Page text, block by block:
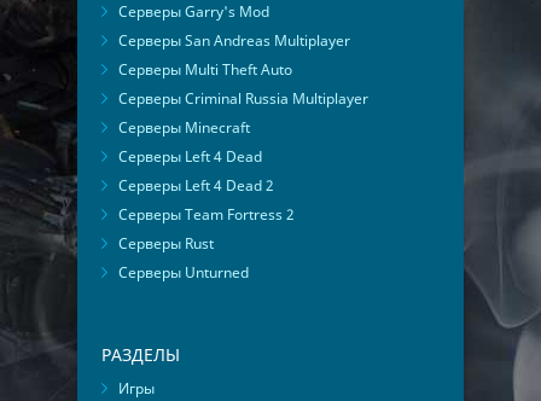
Серверы Garry's Mod
Серверы San Andreas Multiplayer
Серверы Multi Theft Auto
Серверы Criminal Russia Multiplayer
Серверы Minecraft
Серверы Left 4 Dead
Серверы Left 4 Dead 2
Серверы Team Fortress 2
Серверы Rust
Серверы Unturned
РАЗДЕЛЫ
Игры